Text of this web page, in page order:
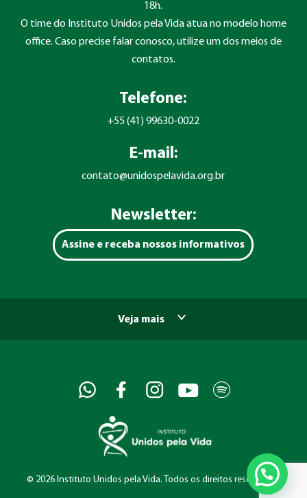
18h.
O time do Instituto Unidos pela Vida atua no modelo home
office. Caso precise falar conosco, utilize um dos meios de
contatos.
Telefone:
+55 (41) 99630-0022
E-mail:
contato@unidospelavida.org.br
Newsletter:
Assine e receba nossos informativos
Veja mais
© 2026 Instituto Unidos pela Vida. Todos os direitos reservados.